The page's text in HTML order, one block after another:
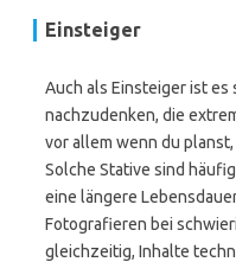
Einsteiger
Auch als Einsteiger ist es
nachzudenken, die
vor allem wenn du
Solche Stative sind
eine längere
Fotografieren bei
gleichzeitig, Inhalte